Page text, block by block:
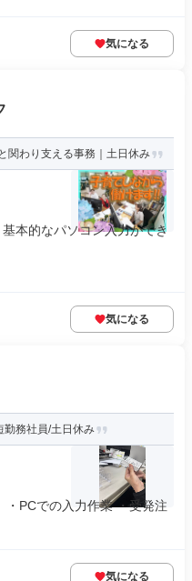
気になる
関わり支える事務｜土日休み
本的なパソコン入力ができ
気になる
勤務社員/土日休み
PCでの入力作業 ・受発注
気になる